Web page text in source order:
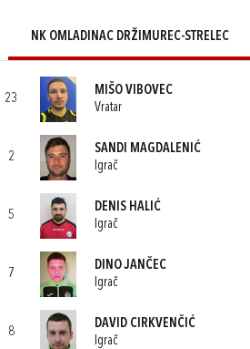
NK OMLADINAC DRŽIMUREC-STRELEC
23
MIŠO VIBOVEC
Vratar
2
SANDI MAGDALENIĆ
Igrač
5
DENIS HALIĆ
Igrač
7
DINO JANČEC
Igrač
8
DAVID CIRKVENČIĆ
Igrač